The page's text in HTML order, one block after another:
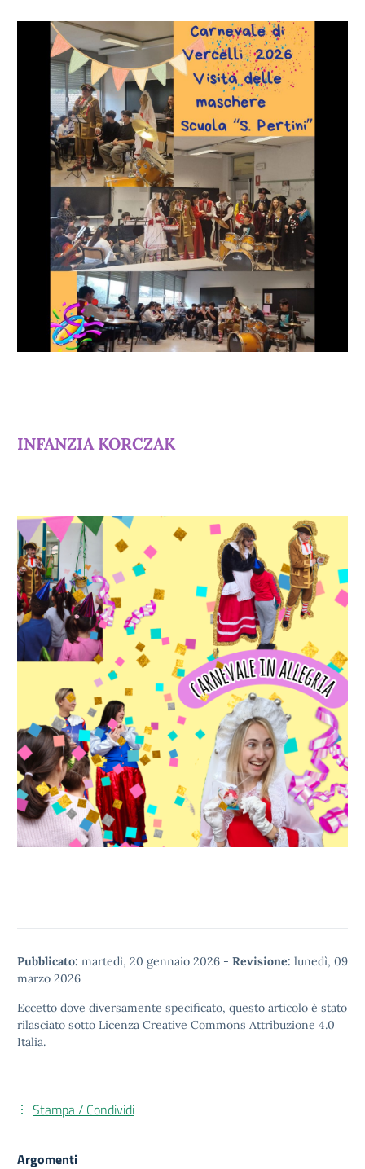
INFANZIA KORCZAK
Pubblicato: martedì, 20 gennaio 2026 - Revisione: lunedì, 09
marzo 2026
Eccetto dove diversamente specificato, questo articolo è stato
rilasciato sotto Licenza Creative Commons Attribuzione 4.0
Italia.
Stampa / Condividi
Argomenti